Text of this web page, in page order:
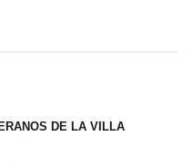
DE LA VILLA